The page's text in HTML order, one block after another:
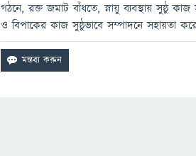
গঠনে, রক্ত জমাট বাঁধতে, স্নায়ু ব্যবস্থায় সুষ্ঠু
ও বিপাকের কাজ সুষ্ঠুভাবে সম্পাদনে সহায়তা